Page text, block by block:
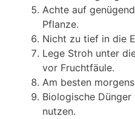
Achte auf
Pflanze.
Nicht zu tief in die
Lege Stroh unter
vor Fruchtfäule.
Am besten
Biologische
nutzen.